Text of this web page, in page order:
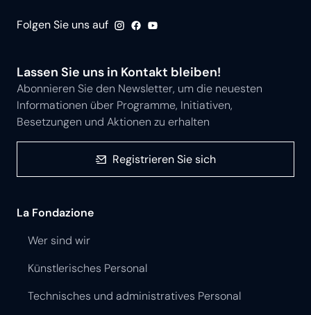
Folgen Sie uns auf
Lassen Sie uns in Kontakt bleiben!
Abonnieren Sie den Newsletter, um die neuesten
Informationen über Programme, Initiativen,
Besetzungen und Aktionen zu erhalten
Registrieren Sie sich
La Fondazione
Wer sind wir
Künstlerisches Personal
Technisches und administratives Personal